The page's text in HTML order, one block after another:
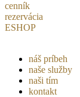
cenník
rezervácia
ESHOP
náš príbeh
naše služby
naši tím
kontakt